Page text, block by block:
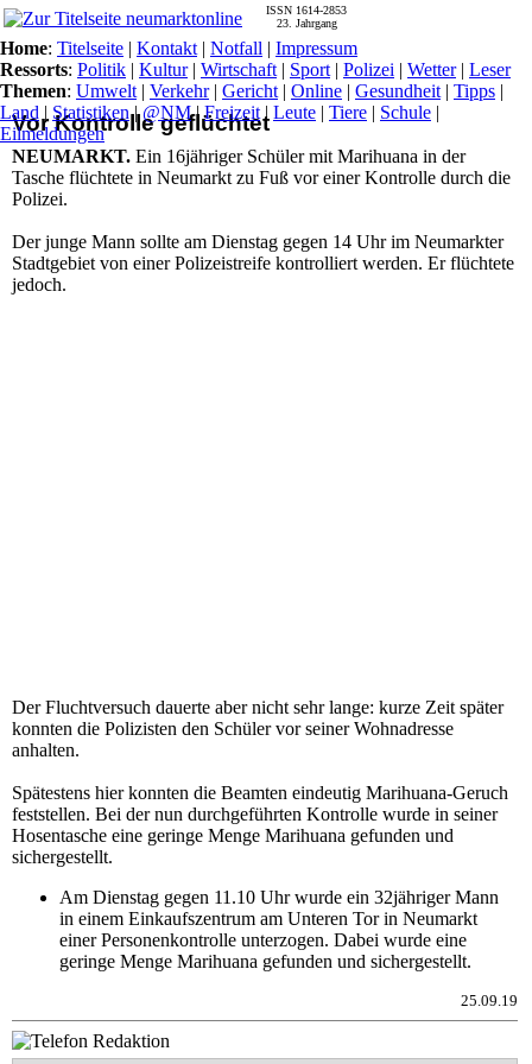
Vor Kontrolle geflüchtet
NEUMARKT. Ein 16jähriger Schüler mit Marihuana in der
Tasche flüchtete in Neumarkt zu Fuß vor einer Kontrolle durch die
Polizei.
Der junge Mann sollte am Dienstag gegen 14 Uhr im Neumarkter
Stadtgebiet von einer Polizeistreife kontrolliert werden. Er flüchtete
jedoch.
Der Fluchtversuch dauerte aber nicht sehr lange: kurze Zeit später
konnten die Polizisten den Schüler vor seiner Wohnadresse
anhalten.
Spätestens hier konnten die Beamten eindeutig Marihuana-Geruch
feststellen. Bei der nun durchgeführten Kontrolle wurde in seiner
Hosentasche eine geringe Menge Marihuana gefunden und
sichergestellt.
Am Dienstag gegen 11.10 Uhr wurde ein 32jähriger Mann
in einem Einkaufszentrum am Unteren Tor in Neumarkt
einer Personenkontrolle unterzogen. Dabei wurde eine
geringe Menge Marihuana gefunden und sichergestellt.
25.09.19
ISSN 1614-2853
23. Jahrgang
Home: Titelseite | Kontakt | Notfall | Impressum
Ressorts: Politik | Kultur| Wirtschaft | Sport | Polizei | Wetter| Leser
Themen: Umwelt | Verkehr| Gericht | Online | Gesundheit | Tipps |
Land | Statistiken|@NM|Freizeit | Leute | Tiere | Schule |
Eilmeldungen